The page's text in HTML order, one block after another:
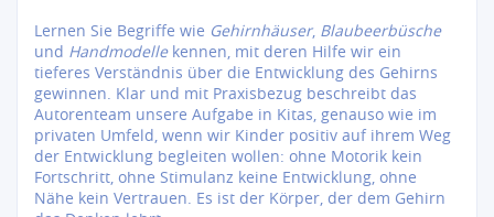
Lernen Sie Begriffe wie Gehirnhäuser, Blaubeerbüsche
und Handmodellekennen, mit deren Hilfe wir ein
tieferes Verständnis über die Entwicklung des Gehirns
gewinnen. Klar und mit Praxisbezug beschreibt das
Autorenteam unsere Aufgabe in Kitas, genauso wie im
privaten Umfeld, wenn wir Kinder positiv auf ihrem Weg
der Entwicklung begleiten wollen: ohne Motorik kein
Fortschritt, ohne Stimulanz keine Entwicklung, ohne
Nähe kein Vertrauen. Es ist der Körper, der dem Gehirn